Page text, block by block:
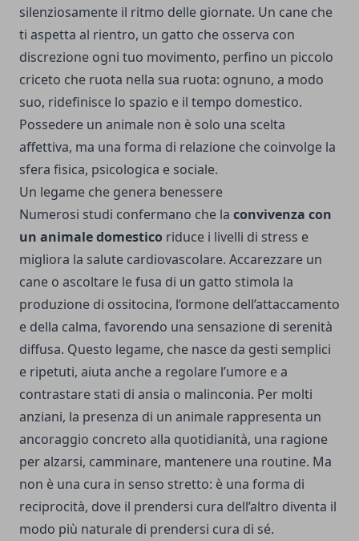
silenziosamente il ritmo delle giornate. Un cane che
ti aspetta al rientro, un gatto che osserva con
discrezione ogni tuo movimento, perfino un piccolo
criceto che ruota nella sua ruota: ognuno, a modo
suo, ridefinisce lo spazio e il tempo domestico.
Possedere un animale non è solo una scelta
affettiva, ma una forma di relazione che coinvolge la
sfera fisica, psicologica e sociale.
Un legame che genera benessere
Numerosi studi confermano che la convivenza con
un animale domestico riduce i livelli di stress e
migliora la salute cardiovascolare. Accarezzare un
cane o ascoltare le fusa di un gatto stimola la
produzione di ossitocina, l’ormone dell’attaccamento
e della calma, favorendo una sensazione di serenità
diffusa. Questo legame, che nasce da gesti semplici
e ripetuti, aiuta anche a regolare l’umore e a
contrastare stati di ansia o malinconia. Per molti
anziani, la presenza di un animale rappresenta un
ancoraggio concreto alla quotidianità, una ragione
per alzarsi, camminare, mantenere una routine. Ma
non è una cura in senso stretto: è una forma di
reciprocità, dove il prendersi cura dell’altro diventa il
modo più naturale di prendersi cura di sé.